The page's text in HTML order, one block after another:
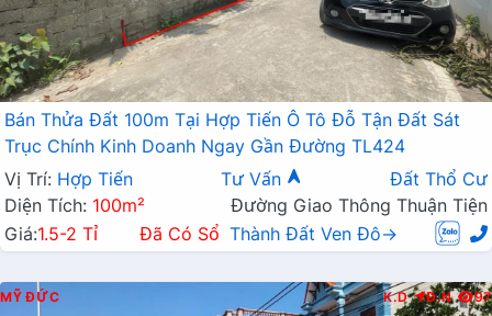
Bán Thửa Đất 100m Tại Hợp Tiến Ô Tô Đỗ Tận Đất Sát
Trục Chính Kinh Doanh Ngay Gần Đường TL424
Vị Trí: Hợp Tiến Tư Vấn
Đất Thổ Cư
Diện Tích: 100m²
Đường Giao Thông Thuận Tiện
Giá:1.5-2 Tỉ Đã Có Sổ Thành Đất Ven Đô→
MỸ ĐỨC K.D Đ.N 97